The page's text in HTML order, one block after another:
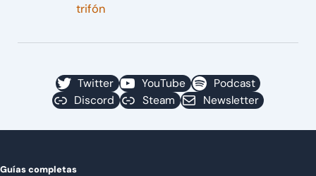
trifón
Twitter YouTube
Podcast
Discord
Steam Newsletter
Guías completas